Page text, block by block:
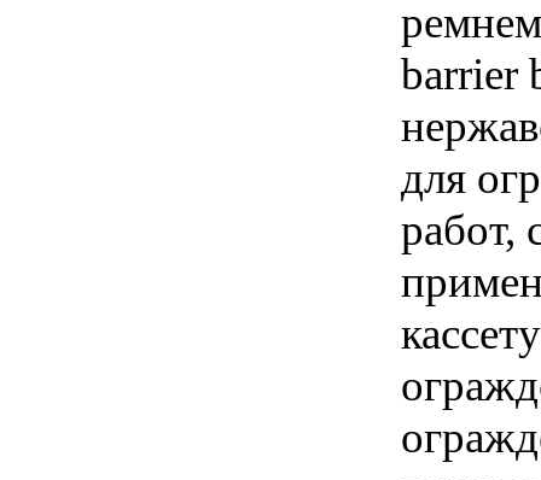
barrier
для
работ,